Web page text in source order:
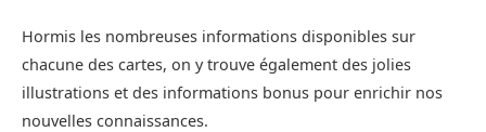
Hormis les nombreuses informations disponibles sur
chacune des cartes, on y trouve également des jolies
illustrations et des informations bonus pour enrichir nos
nouvelles connaissances.